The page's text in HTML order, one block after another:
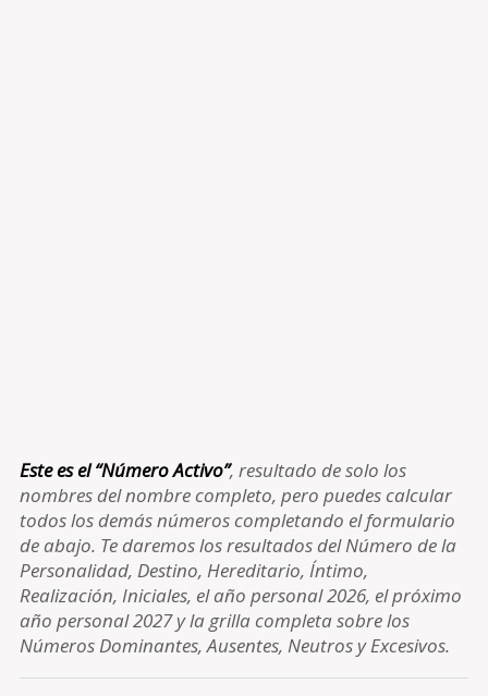
Este es el “Número Activo”, resultado de solo los
nombres del nombre completo, pero puedes calcular
todos los demás números completando el formulario
de abajo. Te daremos los resultados del Número de la
Personalidad, Destino, Hereditario, Íntimo,
Realización, Iniciales, el año personal 2026, el próximo
año personal 2027 y la grilla completa sobre los
Números Dominantes, Ausentes, Neutros y Excesivos.